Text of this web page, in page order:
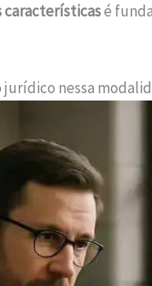
característicasé
nessa